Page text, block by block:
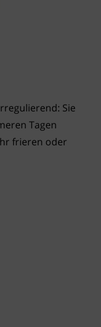
Sie
Tagen
frieren oder